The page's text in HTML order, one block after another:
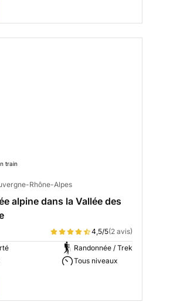
train
Rhône-Alpes
alpine dans la Vallée des
4,5/5(2 avis)
Randonnée / Trek
Tous niveaux